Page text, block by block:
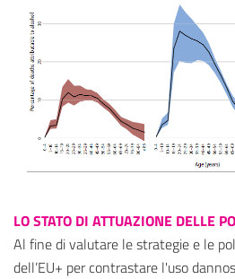
LO STATO DI ATTUAZIONE DELLE
Al fine di valutare le strategie e le
dell’EU+ per contrastare l'uso